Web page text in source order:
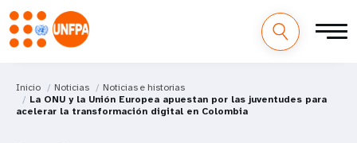
Inicio Noticias
Noticias e historias
La ONU y la Unión Europea apuestan por las juventudes para
acelerar la transformación digital en Colombia